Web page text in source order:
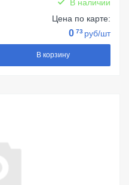
В наличии
Цена по карте:
0 73 руб/шт
В корзину